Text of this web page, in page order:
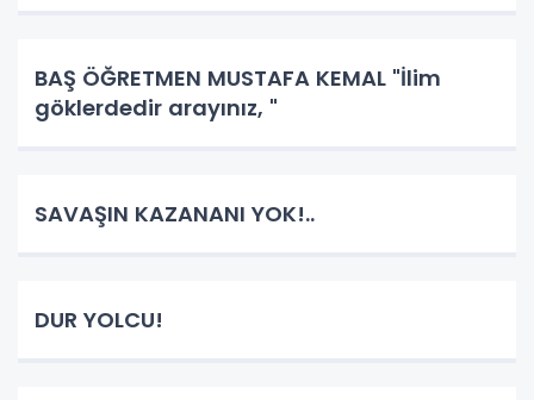
BAŞ ÖĞRETMEN MUSTAFA KEMAL "İlim
göklerdedir arayınız, "
SAVAŞIN KAZANANI YOK!..
DUR YOLCU!